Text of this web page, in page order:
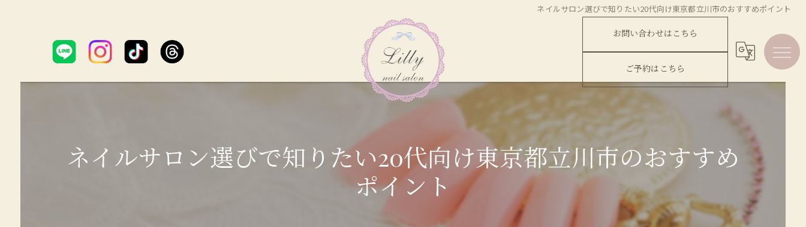
ネイルサロン選びで知りたい20代向け東京都立川市のおすすめポイント
お問い合わせはこちら
ご予約はこちら
ネイルサロン選びで知りたい20代向け東京都立川市のおすすめ
ポイント